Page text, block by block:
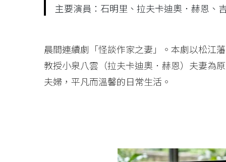
主要演員：石明里、拉夫卡迪奧．赫恩、
晨間連續劇「怪談作家之妻」。本劇以松江
教授小泉八雲（拉夫卡迪奧．赫恩）夫妻為
夫婦，平凡而溫馨的日常生活。